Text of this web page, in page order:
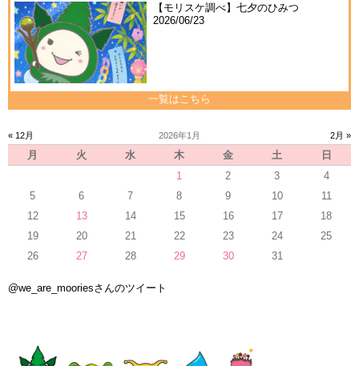
【モリスケ調べ】七夕のひみつ
2026/06/23
一覧はこちら
« 12月 2026年1月 2月 »
月 火 水 木 金 土
日
1
2 3
4
5
6 7 8 9 10
11
12
13 14 15 16 17
18
19
20 21 22 23 24
25
26
27 28 29 30 31
@we_are_mooriesさんのツイート